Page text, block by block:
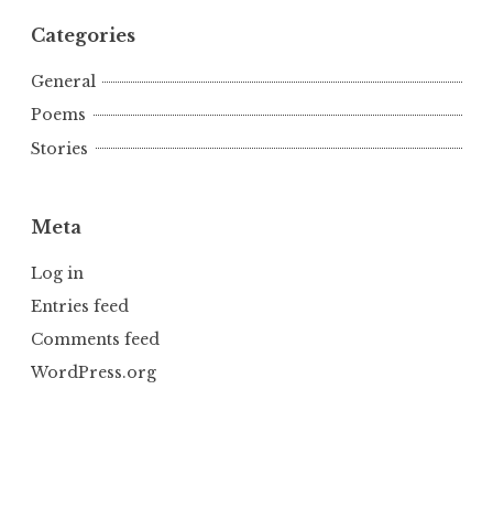
Categories
General
Poems
Stories
Meta
Log in
Entries feed
Comments feed
WordPress.org